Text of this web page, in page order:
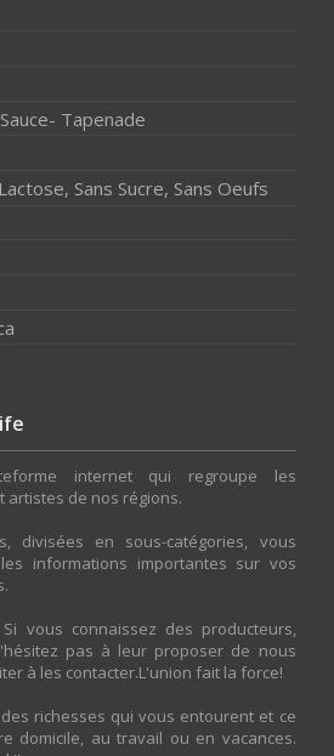
Tapenade
Sans Sucre, Sans Oeufs
internet qui regroupe les
artistes de nos régions.
divisées en sous-catégories, vous
informations importantes sur vos
vous connaissez des producteurs,
pas à leur proposer de nous
à les contacter.L'union fait la force!
richesses qui vous entourent et ce
domicile, au travail ou en vacances.